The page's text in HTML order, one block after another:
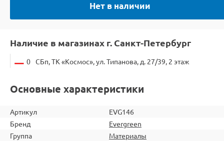
Нет в наличии
Наличие в магазинах г. Санкт-Петербург
0 СБп, ТК «Космос», ул. Типанова, д. 27/39, 2 этаж
Основные характеристики
Артикул
EVG146
Бренд
Evergreen
Группа
Материалы